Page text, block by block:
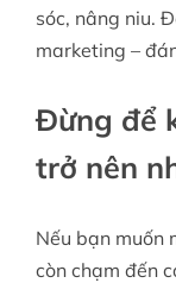
sóc, nâng niu.
marketing –
Đừng để
trở nên
Nếu bạn muốn
còn chạm đến